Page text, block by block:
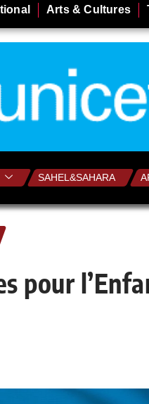
Arts & Cultures
SAHEL&SAHARA
pour